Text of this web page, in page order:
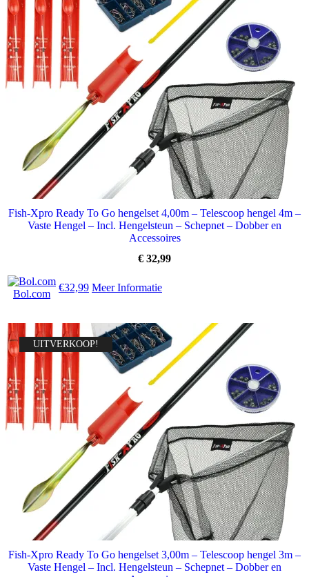
Fish-Xpro Ready To Go hengelset 4,00m – Telescoop hengel 4m –
Vaste Hengel – Incl. Hengelsteun – Schepnet – Dobber en
Accessoires
€ 32,99
Bol.com
€32,99 Meer Informatie
UITVERKOOP!
Fish-Xpro Ready To Go hengelset 3,00m – Telescoop hengel 3m –
Vaste Hengel – Incl. Hengelsteun – Schepnet – Dobber en